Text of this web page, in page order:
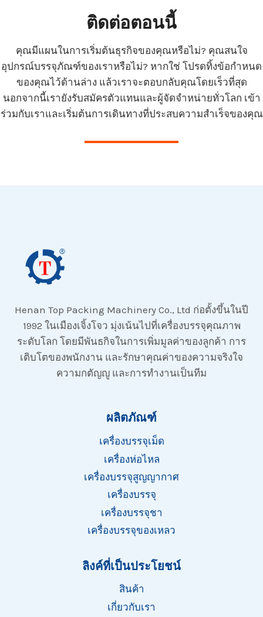
ติดต่อตอนนี้
คุณมีแผนในการเริ่มต้นธุรกิจของคุณหรือไม่? คุณสนใจ
อุปกรณ์บรรจุภัณฑ์ของเราหรือไม่? หากใช่ โปรดทิ้งข้อกำหนด
ของคุณไว้ด้านล่าง แล้วเราจะตอบกลับคุณโดยเร็วที่สุด
นอกจากนี้เรายังรับสมัครตัวแทนและผู้จัดจำหน่ายทั่วโลก เข้า
ร่วมกับเราและเริ่มต้นการเดินทางที่ประสบความสำเร็จของคุณ
Henan Top Packing Machinery Co., Ltd ก่อตั้งขึ้นในปี
1992 ในเมืองเจิ้งโจว มุ่งเน้นไปที่เครื่องบรรจุคุณภาพ
ระดับโลก โดยมีพันธกิจในการเพิ่มมูลค่าของลูกค้า การ
เติบโตของพนักงาน และรักษาคุณค่าของความจริงใจ
ความกตัญญู และการทำงานเป็นทีม
ผลิตภัณฑ์
เครื่องบรรจุเม็ด
เครื่องห่อไหล
เครื่องบรรจุสูญญากาศ
เครื่องบรรจุ
เครื่องบรรจุชา
เครื่องบรรจุของเหลว
ลิงค์ที่เป็นประโยชน์
สินค้า
เกี่ยวกับเรา